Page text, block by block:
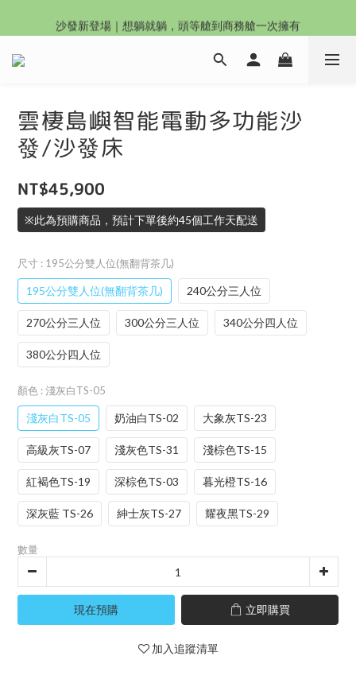
沙發新登場｜想躺就躺，頭等艙到商務艙一次擁有
沙發新登場｜想躺就躺，頭等艙到商務艙一次擁有
奶油沙發8折起！手刀下單 舒適與溫暖同步到手！
沙發新登場｜想躺就躺，頭等艙到商務艙一次擁有
雲棲島嶼智能電動多功能沙
發/沙發床
NT$45,900
※此為預購商品，預計下單後約45個工作天配送
尺寸 : 195公分雙人位(無翻背茶几)
195公分雙人位(無翻背茶几) 240公分三人位
270公分三人位 300公分三人位 340公分四人位
380公分四人位
顏色 : 淺灰白TS-05
淺灰白TS-05 奶油白TS-02 大象灰TS-23
高級灰TS-07 淺灰色TS-31 淺棕色TS-15
紅褐色TS-19 深棕色TS-03 暮光橙TS-16
深灰藍 TS-26 紳士灰TS-27 耀夜黑TS-29
數量
現在預購 立即購買
加入追蹤清單